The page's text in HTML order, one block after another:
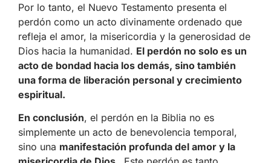
Por lo tanto, el Nuevo Testamento presenta el
perdón como un acto divinamente ordenado que
refleja el amor, la misericordia y la generosidad de
Dios hacia la humanidad. El perdón no solo es un
acto de bondad hacia los demás, sino también
una forma de liberación personal y crecimiento
espiritual.
En conclusión, el perdón en la Biblia no es
simplemente un acto de benevolencia temporal,
sino una manifestación profunda del amor y la